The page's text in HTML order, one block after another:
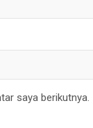
saya berikutnya.